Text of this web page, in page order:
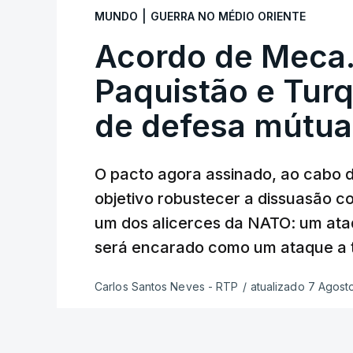
chamada de "Amazon russa" ---
anexada.
Os primeiros ataques, ocorridos na
quase 90 feridos em instalações nas
Desde então, ataques de drones
Petersburgo (noroeste), Simferopol (na
também Samara (na margem leste do rio
Mais de quatro anos após o início da
a diplomacia está estagnada e ambos
MUNDO GUERRA NO MÉDIO ORIENTE
Acordo de
Paquistão e
de defesa mútua
O pacto agora assinado, ao cabo
objetivo robustecer a dissuasão
um dos alicerces da NATO: um
será encarado como um ataque a
Carlos Santos Neves - RTP / atualizado 7